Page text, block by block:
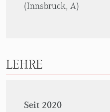
(Innsbruck, A)
LEHRE
Seit 2020